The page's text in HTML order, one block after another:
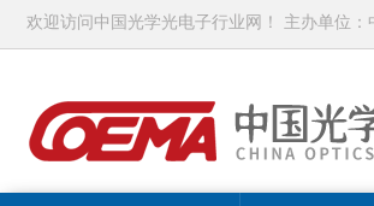
欢迎访问中国光学光电子行业网！ 主办单位